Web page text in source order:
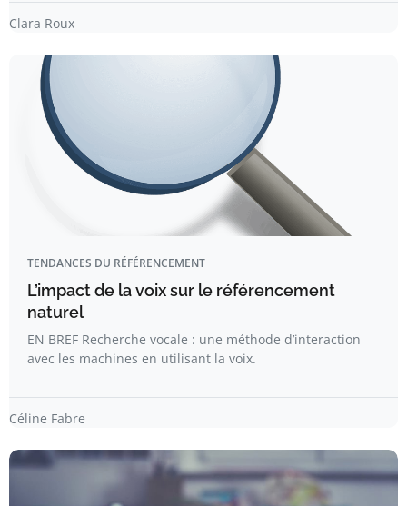
Clara Roux
TENDANCES DU RÉFÉRENCEMENT
L’impact de la voix sur le référencement
naturel
EN BREF Recherche vocale : une méthode d’interaction
avec les machines en utilisant la voix.
Céline Fabre